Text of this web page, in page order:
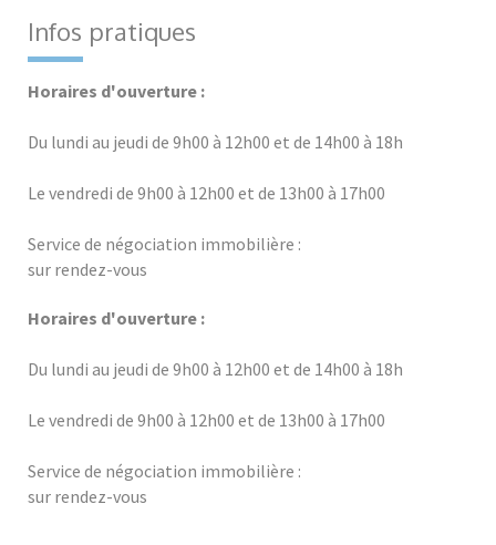
Infos pratiques
Horaires d'ouverture :
Du lundi au jeudi de 9h00 à 12h00 et de 14h00 à 18h
Le vendredi de 9h00 à 12h00 et de 13h00 à 17h00
Service de négociation immobilière :
sur rendez-vous
Horaires d'ouverture :
Du lundi au jeudi de 9h00 à 12h00 et de 14h00 à 18h
Le vendredi de 9h00 à 12h00 et de 13h00 à 17h00
Service de négociation immobilière :
sur rendez-vous